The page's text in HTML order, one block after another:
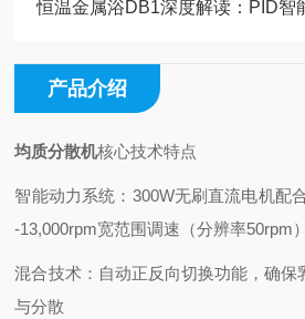
产品介绍
均质分散机核心技术特点
智能动力系统：300W无刷直流电机配
-13,000rpm宽范围调速（分辨率50rpm）
混合技术：自动正反向切换功能，确保
与分散